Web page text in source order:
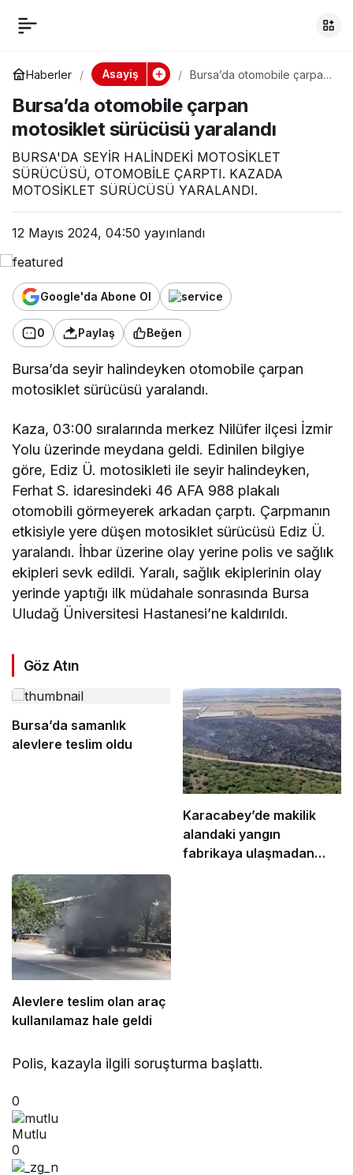
Haberler Asayiş
Bursa’da otomobile çarpan
yaralandı
Bursa’da otomobile çarpan
motosiklet sürücüsü yaralandı
BURSA'DA SEYİR HALİNDEKİ MOTOSİKLET
SÜRÜCÜSÜ, OTOMOBİLE ÇARPTI. KAZADA
MOTOSİKLET SÜRÜCÜSÜ YARALANDI.
12 Mayıs 2024, 04:50 yayınlandı
Google'da Abone Ol
0 Paylaş Beğen
Bursa’da seyir halindeyken otomobile çarpan
motosiklet sürücüsü yaralandı.
Kaza, 03:00 sıralarında merkez Nilüfer ilçesi İzmir
Yolu üzerinde meydana geldi. Edinilen bilgiye
göre, Ediz Ü. motosikleti ile seyir halindeyken,
Ferhat S. idaresindeki 46 AFA 988 plakalı
otomobili görmeyerek arkadan çarptı. Çarpmanın
etkisiyle yere düşen motosiklet sürücüsü Ediz Ü.
yaralandı. İhbar üzerine olay yerine polis ve sağlık
ekipleri sevk edildi. Yaralı, sağlık ekiplerinin olay
yerinde yaptığı ilk müdahale sonrasında Bursa
Uludağ Üniversitesi Hastanesi’ne kaldırıldı.
Göz Atın
Bursa’da samanlık
alevlere teslim oldu
Karacabey’de makilik
alandaki yangın
fabrikaya ulaşmadan
Alevlere teslim olan araç
kullanılamaz hale geldi
Polis, kazayla ilgili soruşturma başlattı.
0
Mutlu
0
Bursa’da otomobile
çarpan motosiklet
sürücüsü yaralandı